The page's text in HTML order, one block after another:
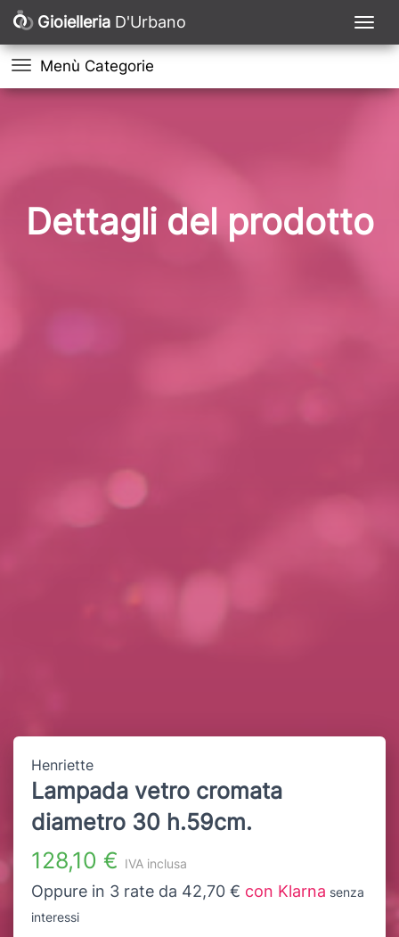
Gioielleria D'Urbano
Menù Categorie
Dettagli del prodotto
Henriette
Lampada vetro cromata
diametro 30 h.59cm.
128,10 € IVA inclusa
Oppure in 3 rate da 42,70 € con Klarna senza
interessi